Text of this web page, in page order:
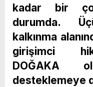
kadar bir
durumda.
kalkınma
girişimci
DOĞAKA
desteklemeye